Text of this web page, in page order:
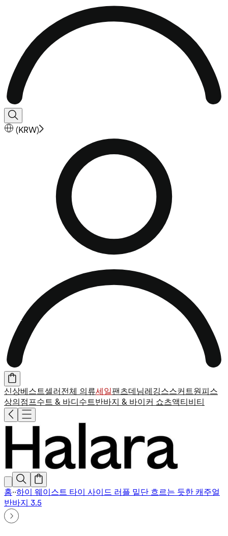
(KRW)
신상베스트셀러 전체 의류세일팬츠데님레깅스스커트원피스
상의 점프수트 & 바디수트반바지 & 바이커 쇼츠액티비티
홈··하이 웨이스트 타이 사이드 러플 밑단 흐르는 듯한 캐주얼
반바지 3.5